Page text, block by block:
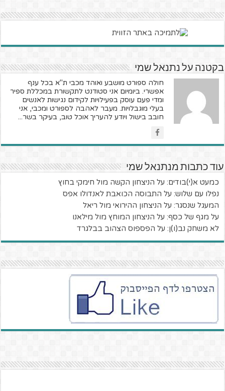
בקטנה על נתנאל שמי
חולה ספורט מושבע ואוהד מכבי ת"א בכל ענף
אפשרי. ביומיום אני סטודנט לתקשורת במכללת ספיר
ומדי פעם עוסק בפעילויות לקידום נגישות לאנשים
בעלי מוגבלויות. מעבר לאהבה לספורט ומכבי, אני
חובב בישול ויודע להעריך אוכל טוב, בעיקר בשר...
עוד כתבות מנתנאל שמי
כמעט א(י)בודים: על הניצחון הקשה מול חימקי בחוץ
נפלו עם שלוש: על התבוסה הכואבת לאנדולו אפס
המעגל שנסגר: על הניצחון ההירואי מול ריאל
על מגף של כסף: על הניצחון המוחץ מול מילאנו
לא משחק נב(ו)ן: על הפספוס הצהוב בבלגרד